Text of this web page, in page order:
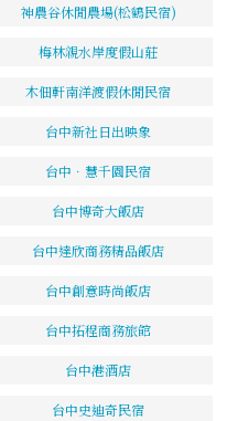
神農谷休閒農場(松鶴民宿)
梅林親水岸度假山莊
木佃軒南洋渡假休閒民宿
台中新社日出映象
台中．慧千園民宿
台中博奇大飯店
台中達欣商務精品飯店
台中創意時尚飯店
台中拓程商務旅館
台中港酒店
台中史迪奇民宿